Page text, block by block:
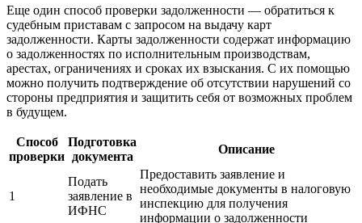
Еще один способ проверки задолженности — обратиться к
судебным приставам с запросом на выдачу карт
задолженности. Карты задолженности содержат информацию
о задолженностях по исполнительным производствам,
арестах, ограничениях и сроках их взыскания. С их помощью
можно получить подтверждение об отсутствии нарушений со
стороны предприятия и защитить себя от возможных проблем
в будущем.
Способ
проверки
Подготовка
документа
Описание
1
Подать
заявление в
ИФНС
Предоставить заявление и
необходимые документы в налоговую
инспекцию для получения
информации о задолженности